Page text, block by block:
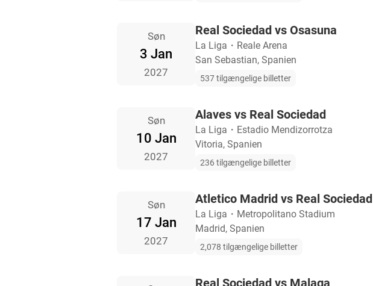
Søn
3 Jan
2027
Real Sociedad vs Osasuna
La Liga ・ Reale Arena
San Sebastian, Spanien
537 tilgængelige billetter
Søn
10 Jan
2027
Alaves vs Real Sociedad
La Liga ・ Estadio Mendizorrotza
Vitoria, Spanien
236 tilgængelige billetter
Søn
17 Jan
2027
Atletico Madrid vs Real Sociedad
La Liga ・ Metropolitano Stadium
Madrid, Spanien
2,078 tilgængelige billetter